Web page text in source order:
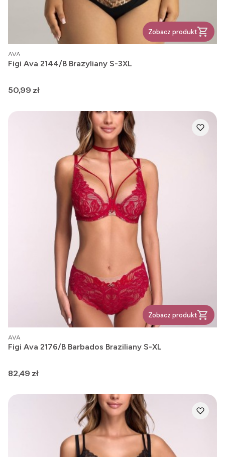
Zobacz produkt
PRODUCENT
AVA
Figi Ava 2144/B Brazyliany S-3XL
Cena
50,99 zł
Zobacz produkt
PRODUCENT
AVA
Figi Ava 2176/B Barbados Braziliany S-XL
Cena
82,49 zł